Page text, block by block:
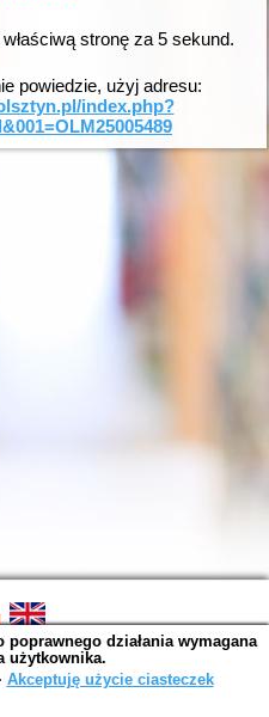
stronę za 5sekund.
powiedzie, użyj adresu:
index.php?
(2026-07-24)
w 0,0034 s.
działania wymagana
użytkownika.
Akceptuję użycie ciasteczek